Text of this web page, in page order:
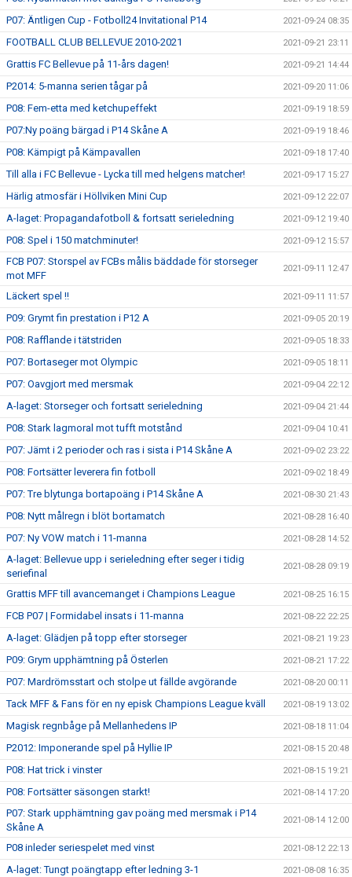
P07: Äntligen Cup - Fotboll24 Invitational P14 2021-09-24 08:35
FOOTBALL CLUB BELLEVUE 2010-2021 2021-09-21 23:11
Grattis FC Bellevue på 11-års dagen! 2021-09-21 14:44
P2014: 5-manna serien tågar på 2021-09-20 11:06
P08: Fem-etta med ketchupeffekt 2021-09-19 18:59
P07:Ny poäng bärgad i P14 Skåne A 2021-09-19 18:46
P08: Kämpigt på Kämpavallen 2021-09-18 17:40
Till alla i FC Bellevue - Lycka till med helgens matcher! 2021-09-17 15:27
Härlig atmosfär i Höllviken Mini Cup 2021-09-12 22:07
A-laget: Propagandafotboll & fortsatt serieledning 2021-09-12 19:40
P08: Spel i 150 matchminuter! 2021-09-12 15:57
FCB P07: Storspel av FCBs målis bäddade för storseger
mot MFF
2021-09-11 12:47
Läckert spel !! 2021-09-11 11:57
P09: Grymt fin prestation i P12 A 2021-09-05 20:19
P08: Rafflande i tätstriden 2021-09-05 18:33
P07: Bortaseger mot Olympic 2021-09-05 18:11
P07: Oavgjort med mersmak 2021-09-04 22:12
A-laget: Storseger och fortsatt serieledning 2021-09-04 21:44
P08: Stark lagmoral mot tufft motstånd 2021-09-04 10:41
P07: Jämt i 2 perioder och ras i sista i P14 Skåne A 2021-09-02 23:22
P08: Fortsätter leverera fin fotboll 2021-09-02 18:49
P07: Tre blytunga bortapoäng i P14 Skåne A 2021-08-30 21:43
P08: Nytt målregn i blöt bortamatch 2021-08-28 16:40
P07: Ny VOW match i 11-manna 2021-08-28 14:52
A-laget: Bellevue upp i serieledning efter seger i tidig
seriefinal
2021-08-28 09:19
Grattis MFF till avancemanget i Champions League 2021-08-25 16:15
FCB P07 | Formidabel insats i 11-manna 2021-08-22 22:25
A-laget: Glädjen på topp efter storseger 2021-08-21 19:23
P09: Grym upphämtning på Österlen 2021-08-21 17:22
P07: Mardrömsstart och stolpe ut fällde avgörande 2021-08-20 00:11
Tack MFF & Fans för en ny episk Champions League kväll 2021-08-19 13:02
Magisk regnbåge på Mellanhedens IP 2021-08-18 11:04
P2012: Imponerande spel på Hyllie IP 2021-08-15 20:48
P08: Hat trick i vinster 2021-08-15 19:21
P08: Fortsätter säsongen starkt! 2021-08-14 17:20
P07: Stark upphämtning gav poäng med mersmak i P14
Skåne A
2021-08-14 12:00
P08 inleder seriespelet med vinst 2021-08-12 22:13
A-laget: Tungt poängtapp efter ledning 3-1 2021-08-08 16:35